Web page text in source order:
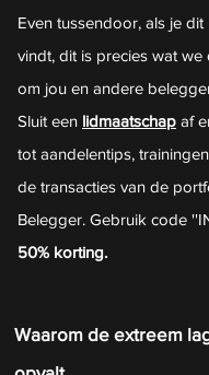
Even tussendoor, als je dit
vindt, dit is precies wat
om jou en andere
Sluit een lidmaatschap af
tot aandelentips,
de transacties van de
Belegger. Gebruik code
50% korting.
Waarom de extreem